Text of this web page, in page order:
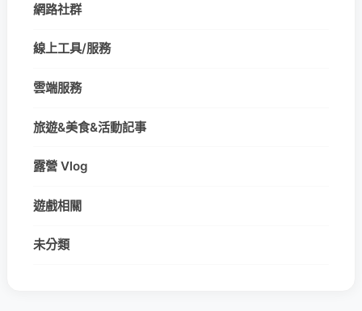
網路社群
線上工具/服務
雲端服務
旅遊&美食&活動記事
露營 Vlog
遊戲相關
未分類